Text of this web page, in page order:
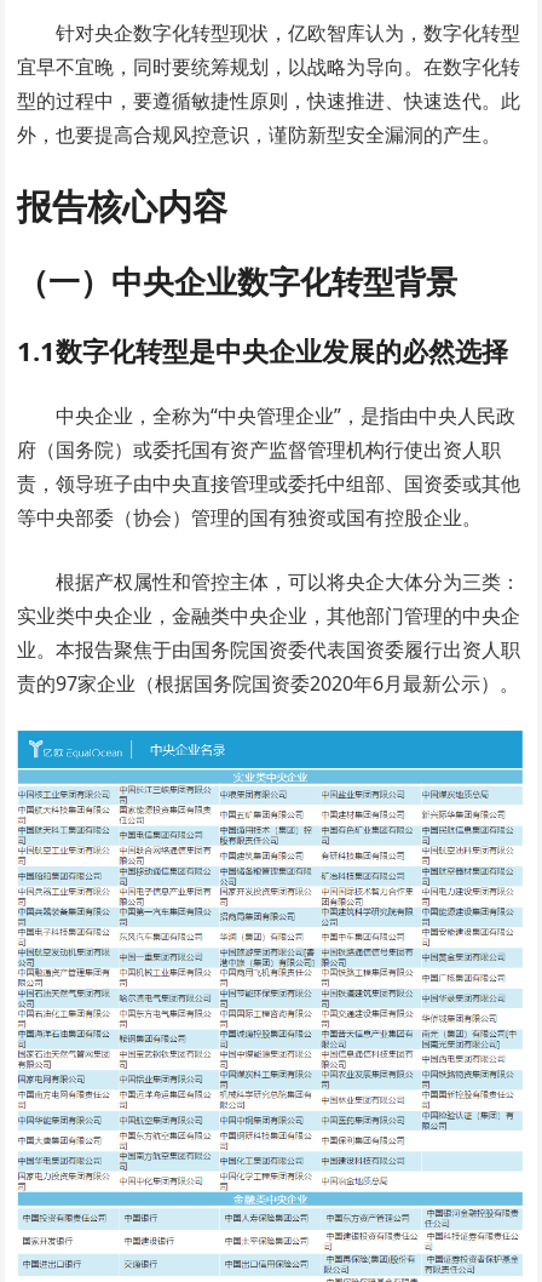
针对央企数字化转型现状，亿欧智库认为，数字化转型
宜早不宜晚，同时要统筹规划，以战略为导向。在数字化转
型的过程中，要遵循敏捷性原则，快速推进、快速迭代。此
外，也要提高合规风控意识，谨防新型安全漏洞的产生。
报告核心内容
（一）中央企业数字化转型背景
1.1数字化转型是中央企业发展的必然选择
中央企业，全称为“中央管理企业”，是指由中央人民政
府（国务院）或委托国有资产监督管理机构行使出资人职
责，领导班子由中央直接管理或委托中组部、国资委或其他
等中央部委（协会）管理的国有独资或国有控股企业。
根据产权属性和管控主体，可以将央企大体分为三类：
实业类中央企业，金融类中央企业，其他部门管理的中央企
业。本报告聚焦于由国务院国资委代表国资委履行出资人职
责的97家企业（根据国务院国资委2020年6月最新公示）。